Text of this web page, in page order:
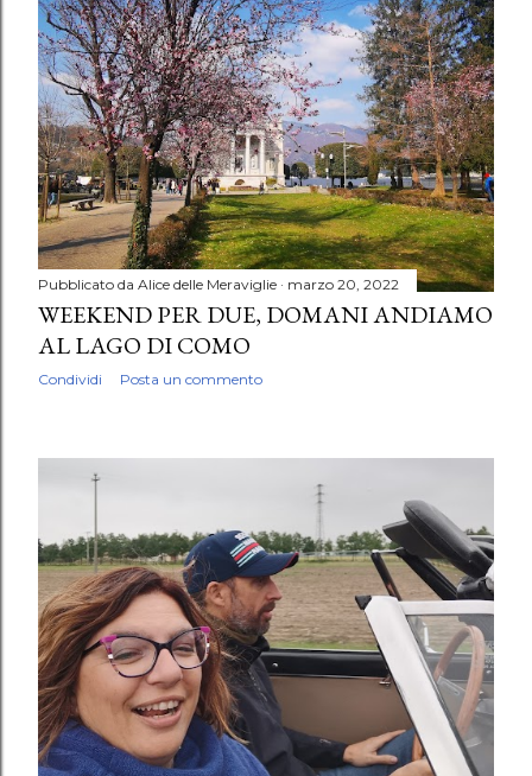
Pubblicato da Alice delle Meraviglie marzo 20, 2022
WEEKEND PER DUE, DOMANI ANDIAMO
AL LAGO DI COMO
Condividi Posta un commento